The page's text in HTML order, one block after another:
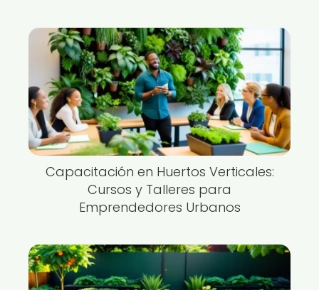
Capacitación en Huertos Verticales:
Cursos y Talleres para
Emprendedores Urbanos